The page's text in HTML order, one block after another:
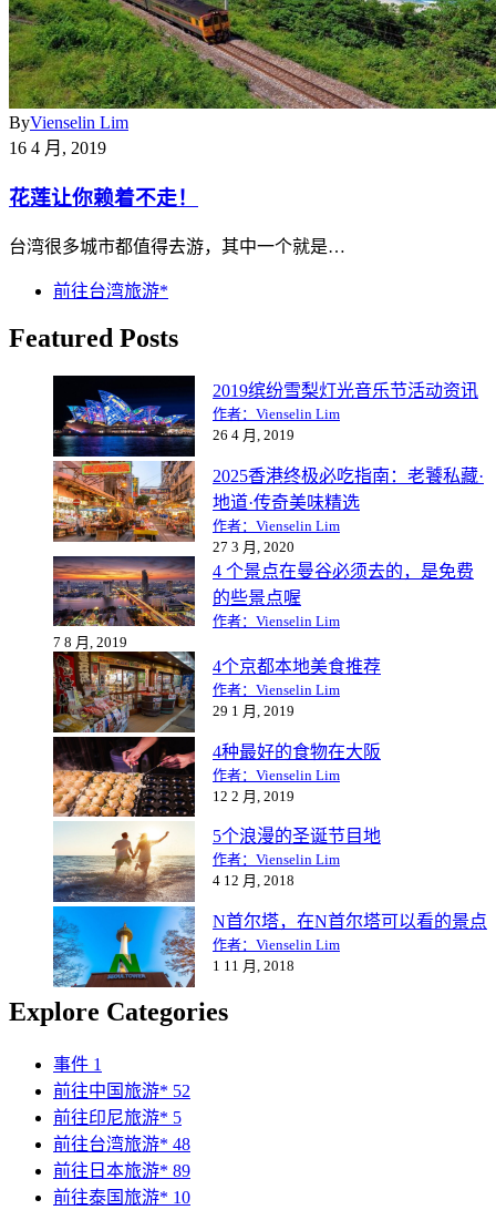
ByVienselin Lim
16 4 月, 2019
花莲让你赖着不走！
台湾很多城市都值得去游，其中一个就是…
前往台湾旅游*
Featured Posts
2019缤纷雪梨灯光音乐节活动资讯
作者：Vienselin Lim
26 4 月, 2019
2025香港终极必吃指南：老饕私藏·
地道·传奇美味精选
作者：Vienselin Lim
27 3 月, 2020
4 个景点在曼谷必须去的，是免费
的些景点喔
作者：Vienselin Lim
7 8 月, 2019
4个京都本地美食推荐
作者：Vienselin Lim
29 1 月, 2019
4种最好的食物在大阪
作者：Vienselin Lim
12 2 月, 2019
5个浪漫的圣诞节目地
作者：Vienselin Lim
4 12 月, 2018
N首尔塔，在N首尔塔可以看的景点
作者：Vienselin Lim
1 11 月, 2018
Explore Categories
事件 1
前往中国旅游* 52
前往印尼旅游* 5
前往台湾旅游* 48
前往日本旅游* 89
前往泰国旅游* 10